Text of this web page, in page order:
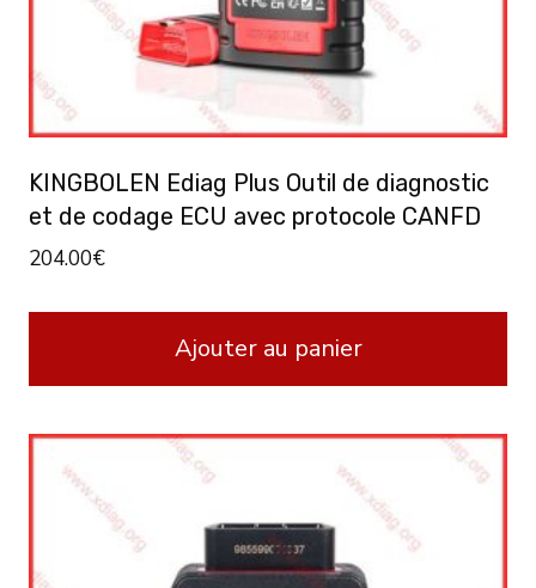
KINGBOLEN Ediag Plus Outil de diagnostic
et de codage ECU avec protocole CANFD
204.00€
Ajouter au panier